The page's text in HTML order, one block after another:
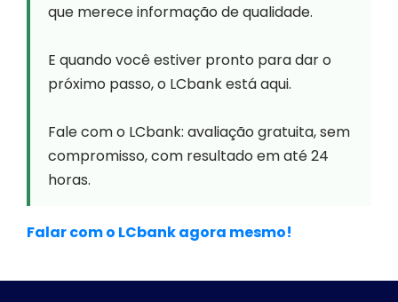
que merece informação de qualidade.
E quando você estiver pronto para dar o
próximo passo, o LCbank está aqui.
Fale com o LCbank: avaliação gratuita, sem
compromisso, com resultado em até 24
horas.
Falar com o LCbank agora mesmo!